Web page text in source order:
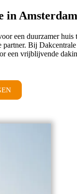
in
een duurzamer
Bij
een vrijblijvende